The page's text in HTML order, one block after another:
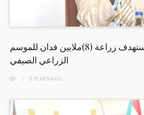
شمال كردفان تستهدف زراعة (8)ملايين فدان للموسم
الزراعي الصيفي
BY 5 YEARSAGO